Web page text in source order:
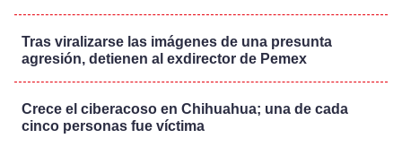
Tras viralizarse las imágenes de una presunta
agresión, detienen al exdirector de Pemex
Crece el ciberacoso en Chihuahua; una de cada
cinco personas fue víctima